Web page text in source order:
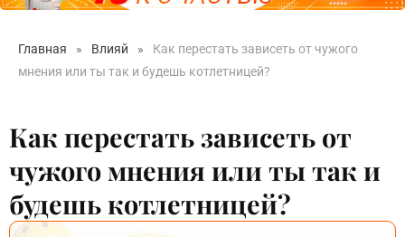
Главная » Влияй »
Как перестать зависеть от чужого
мнения или ты так и будешь котлетницей?
Как перестать зависеть от
чужого мнения или ты так и
будешь котлетницей?